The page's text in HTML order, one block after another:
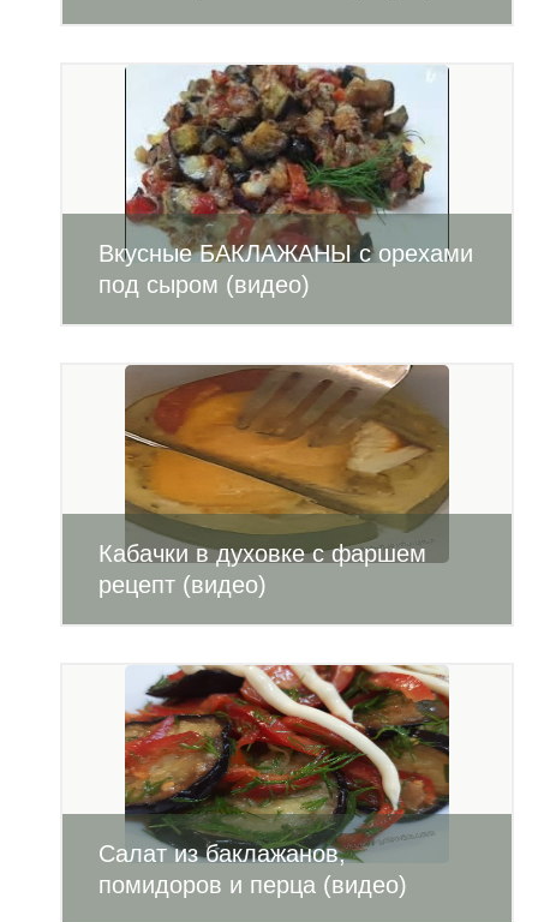
Вкусные БАКЛАЖАНЫ с орехами
под сыром (видео)
Кабачки в духовке с фаршем
рецепт (видео)
Салат из баклажанов,
помидоров и перца (видео)